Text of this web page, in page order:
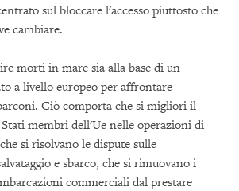
sul bloccare l'accesso piuttosto che
cambiare.
morti in mare sia alla base di un
a livello europeo per affrontare
Ciò comporta che si migliori il
membri dell'Ue nelle operazioni di
si risolvano le dispute sulle
e sbarco, che si rimuovano i
commerciali dal prestare